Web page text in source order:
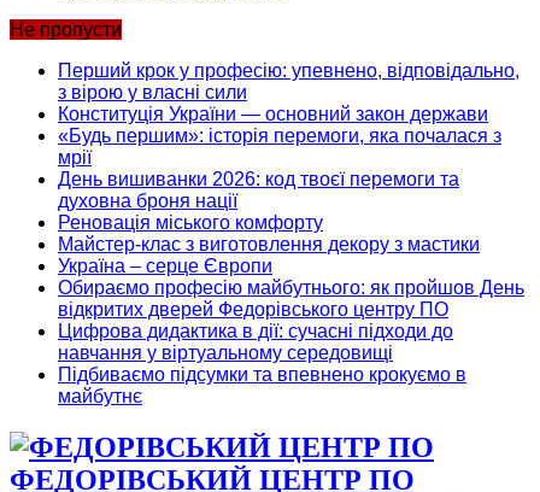
Не пропусти
Перший крок у професію: упевнено, відповідально,
з вірою у власні сили
Конституція України — основний закон держави
«Будь першим»: історія перемоги, яка почалася з
мрії
День вишиванки 2026: код твоєї перемоги та
духовна броня нації
Реновація міського комфорту
Майстер-клас з виготовлення декору з мастики
Україна – серце Європи
Обираємо професію майбутнього: як пройшов День
відкритих дверей Федорівського центру ПО
Цифрова дидактика в дії: сучасні підходи до
навчання у віртуальному середовищі
Підбиваємо підсумки та впевнено крокуємо в
майбутнє
ФЕДОРІВСЬКИЙ ЦЕНТР ПО